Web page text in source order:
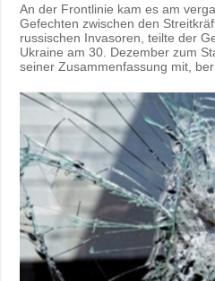
An der Frontlinie kam es am
Gefechten zwischen den
russischen Invasoren, teilte der
Ukraine am 30. Dezember zum
seiner Zusammenfassung mit,